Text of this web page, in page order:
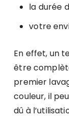
la durée
votre
En effet, un
être
premier
couleur, il
dû à